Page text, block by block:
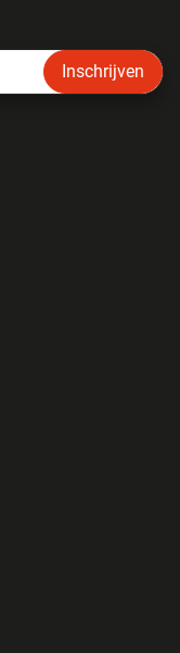
Inschrijven